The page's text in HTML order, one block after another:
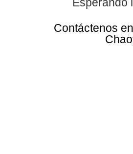
Contáctenos